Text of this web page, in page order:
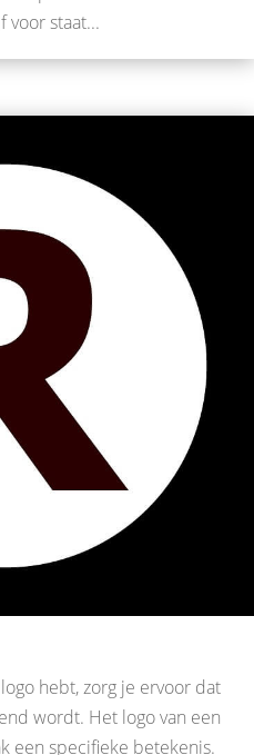
staat...
hebt, zorg je ervoor dat
wordt. Het logo van een
een specifieke betekenis.